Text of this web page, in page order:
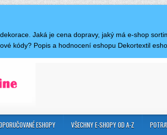
Jaká je cena dopravy, jaký má e-shop
kódy? Popis a hodnocení eshopu Dekortextil
ESHOPY VŠECHNY E-SHOPY OD A-Z